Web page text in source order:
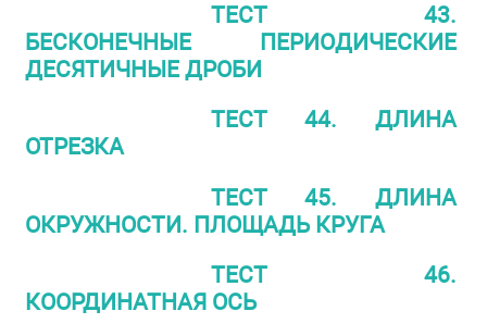
ТЕСТ 43.
БЕСКОНЕЧНЫЕ ПЕРИОДИЧЕСКИЕ
ДЕСЯТИЧНЫЕ ДРОБИ
ТЕСТ 44. ДЛИНА
ОТРЕЗКА
ТЕСТ 45. ДЛИНА
ОКРУЖНОСТИ. ПЛОЩАДЬ КРУГА
ТЕСТ 46.
КООРДИНАТНАЯ ОСЬ